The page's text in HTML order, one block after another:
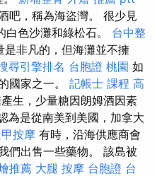
吧，稱為海盜灣。 很少見
色沙灘和綠松石。 台中整
是非凡的，但海灘並不擁
尋引擎排名 台胞證 桃園 如
國家之一。 記帳士 課程 高
生，少量糖因朗姆酒因素
為是從南美到美國，加拿大
按摩 有時，沿海供應商會
們出售一些藥物。 該島被
推薦 大腿 按摩 台胞證 台